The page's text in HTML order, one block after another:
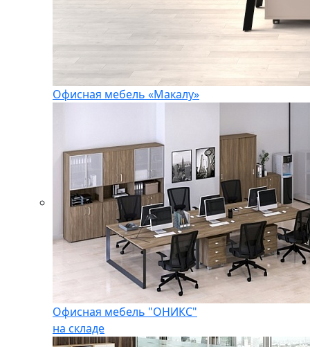
Офисная мебель «Макалу»
Офисная мебель "ОНИКС"
на складе